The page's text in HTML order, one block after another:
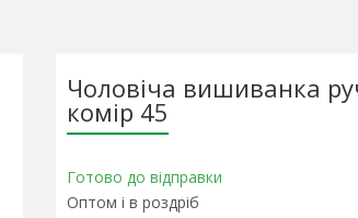
Чоловіча вишиванка
комір 45
Готово до відправки
Оптом і в роздріб